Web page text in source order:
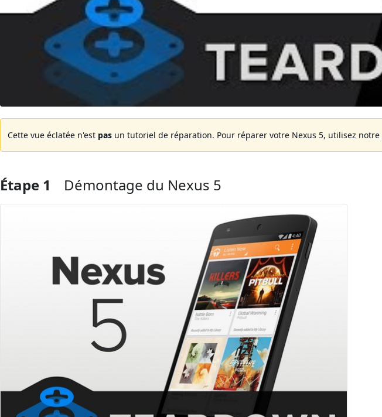
Cette vue éclatée n'est pas un tutoriel de réparation. Pour réparer votre Nexus 5, utilisez notre
Étape 1 Démontage du Nexus 5